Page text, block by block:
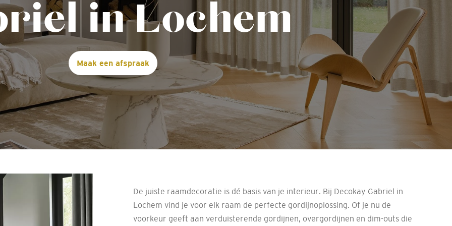
in Lochem
Maak een afspraak
De juiste raamdecoratie is dé basis van je interieur. Bij Decokay Gabriel in
Lochem vind je voor elk raam de perfecte gordijnoplossing. Of je nu de
voorkeur geeft aan verduisterende gordijnen, overgordijnen en dim-outs die